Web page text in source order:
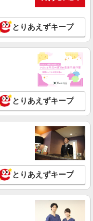
とりあえずキープ
とりあえずキープ
とりあえずキープ